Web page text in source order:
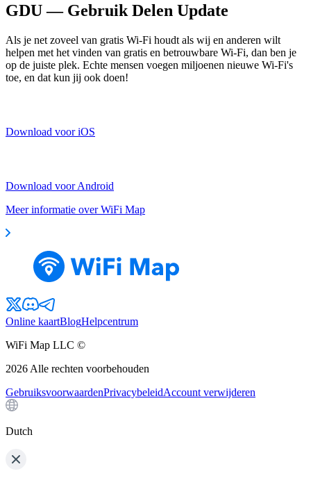
GDU — Gebruik Delen Update
Als je net zoveel van gratis Wi-Fi houdt als wij en anderen wilt
helpen met het vinden van gratis en betrouwbare Wi-Fi, dan ben je
op de juiste plek. Echte mensen voegen miljoenen nieuwe Wi-Fi's
toe, en dat kun jij ook doen!
Download voor iOS
Download voor Android
Meer informatie over WiFi Map
Online kaartBlogHelpcentrum
WiFi Map LLC ©
2026 Alle rechten voorbehouden
GebruiksvoorwaardenPrivacybeleidAccount verwijderen
Dutch